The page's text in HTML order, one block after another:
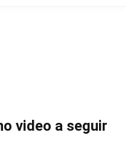
video a seguir